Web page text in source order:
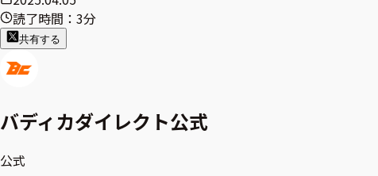
読了時間： 3分
共有する
バディカダイレクト公式
公式